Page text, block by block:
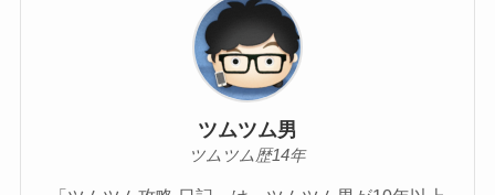
ツムツム男
ツムツム歴14年